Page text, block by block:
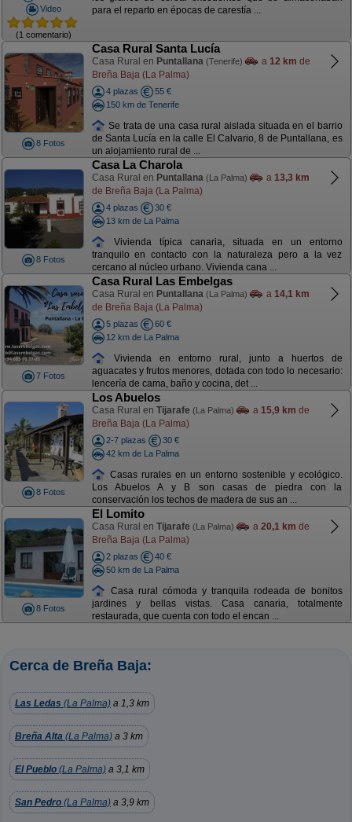
Video
(1 comentario)
para el reparto en épocas de carestía ...
8 Fotos
Casa Rural Santa Lucía
Casa Rural en Puntallana (Tenerife) a 12 km de
Breña Baja (La Palma)
4 plazas
55 €
150 km de Tenerife
Se trata de una casa rural aislada situada en el barrio
de Santa Lucía en la calle El Calvario, 8 de Puntallana, es
un alojamiento rural de ...
8 Fotos
Casa La Charola
Casa Rural en Puntallana (La Palma) a 13,3 km
de Breña Baja (La Palma)
4 plazas
30 €
13 km de La Palma
Vivienda típica canaria, situada en un entorno
tranquilo en contacto con la naturaleza pero a la vez
cercano al núcleo urbano. Vivienda cana ...
7 Fotos
Casa Rural Las Embelgas
Casa Rural en Puntallana (La Palma) a 14,1 km
de Breña Baja (La Palma)
5 plazas
60 €
12 km de La Palma
Vivienda en entorno rural, junto a huertos de
aguacates y frutos menores, dotada con todo lo necesario:
lencería de cama, baño y cocina, det ...
8 Fotos
Los Abuelos
Casa Rural en Tijarafe (La Palma) a 15,9 km de
Breña Baja (La Palma)
2-7 plazas
30 €
42 km de La Palma
Casas rurales en un entorno sostenible y ecológico.
Los Abuelos A y B son casas de piedra con la
conservación los techos de madera de sus an ...
8 Fotos
El Lomito
Casa Rural en Tijarafe (La Palma) a 20,1 km de
Breña Baja (La Palma)
2 plazas
40 €
50 km de La Palma
Casa rural cómoda y tranquila rodeada de bonitos
jardines y bellas vistas. Casa canaria, totalmente
restaurada, que cuenta con todo el encan ...
Cerca de Breña Baja:
Las Ledas (La Palma) a 1,3 km
Breña Alta (La Palma) a 3 km
El Pueblo (La Palma) a 3,1 km
San Pedro (La Palma) a 3,9 km